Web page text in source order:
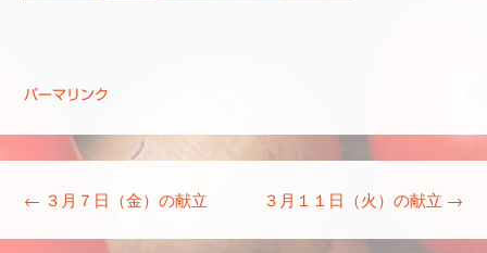
パーマリンク
← ３月７日（金）の献立 ３月１１日（火）の献立 →